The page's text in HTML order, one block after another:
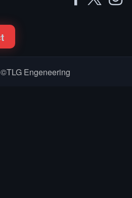
Engeneering